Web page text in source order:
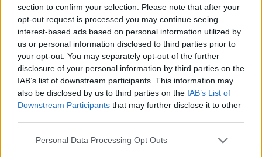
section to confirm your selection. Please note that after your
opt-out request is processed you may continue seeing
interest-based ads based on personal information utilized by
us or personal information disclosed to third parties prior to
your opt-out. You may separately opt-out of the further
disclosure of your personal information by third parties on the
IAB’s list of downstream participants. This information may
also be disclosed by us to third parties on the IAB’s List of
Downstream Participants that may further disclose it to other
Personal Data Processing Opt Outs
votre avis
Risperdal
25/12/2024 | Homme | 32
risperidone
Psychose
Efficacité
Quantité effets secondaires